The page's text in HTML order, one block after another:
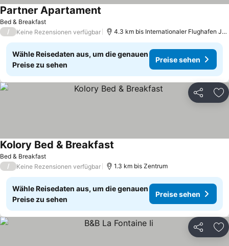
Bed & Breakfast
Partner Apartament
/ Keine Rezensionen verfügbar 4.3 km bis Internationaler Flughafen Johannes Paul II. Krakau-Balice
Wähle Reisedaten aus, um die genauen
Preise zu sehen
Preise sehen
Teilen
Bed & Breakfast
Kolory Bed & Breakfast
/ Keine Rezensionen verfügbar 1.3 km bis Zentrum
Wähle Reisedaten aus, um die genauen
Preise zu sehen
Preise sehen
Teilen